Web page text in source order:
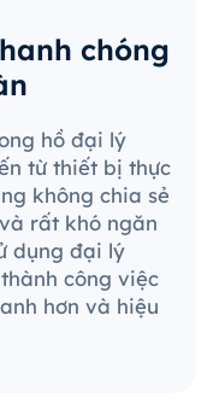
chóng
hồ đại lý
từ thiết bị thực
không chia sẻ
rất khó ngăn
dụng đại lý
công việc
hơn và hiệu